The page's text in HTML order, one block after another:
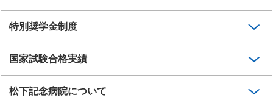
特別奨学金制度
国家試験合格実績
松下記念病院について